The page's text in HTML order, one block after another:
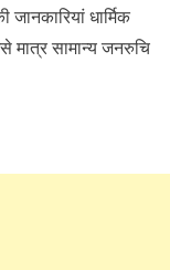
धार्मिक
सामान्य जनरुचि